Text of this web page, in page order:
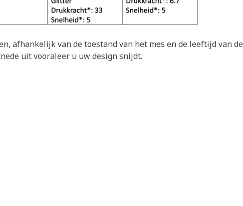
afhankelijk van de toestand van het mes en de leeftijd van de
uit vooraleer u uw design snijdt.